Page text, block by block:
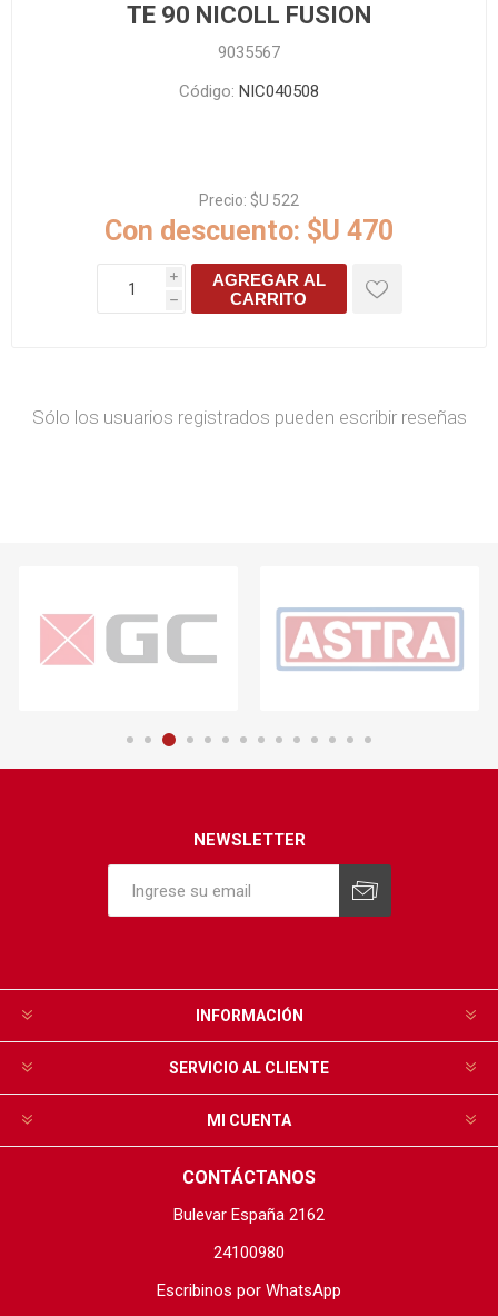
TE 90 NICOLL FUSION
9035567
Código: NIC040508
Precio: $U 522
Con descuento: $U 470
i
h
AGREGAR AL
CARRITO
Sólo los usuarios registrados pueden escribir reseñas
NEWSLETTER
INFORMACIÓN
SERVICIO AL CLIENTE
MI CUENTA
CONTÁCTANOS
Bulevar España 2162
24100980
Escribinos por WhatsApp